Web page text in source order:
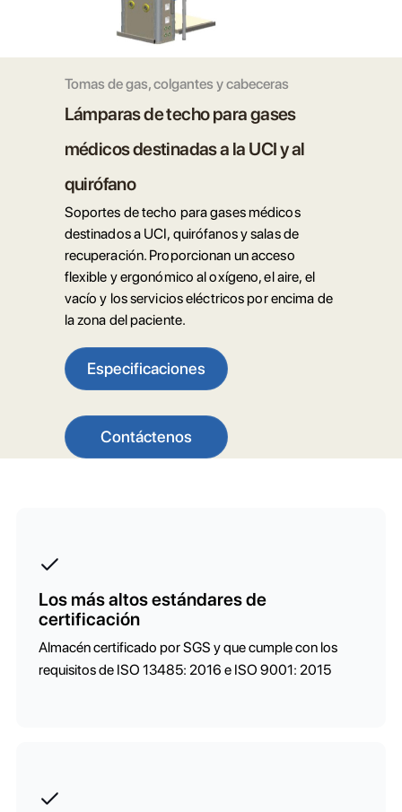
Tomas de gas, colgantes y cabeceras
Lámparas de techo para gases
médicos destinadas a la UCI y al
quirófano
Soportes de techo para gases médicos
destinados a UCI, quirófanos y salas de
recuperación. Proporcionan un acceso
flexible y ergonómico al oxígeno, el aire, el
vacío y los servicios eléctricos por encima de
la zona del paciente.
Especificaciones
Contáctenos
Los más altos estándares de
certificación
Almacén certificado por SGS y que cumple con los
requisitos de ISO 13485: 2016 e ISO 9001: 2015